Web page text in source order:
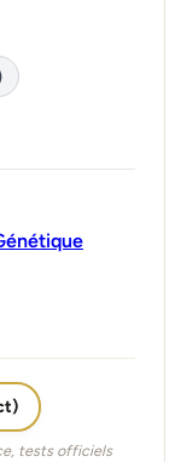
tests officiels